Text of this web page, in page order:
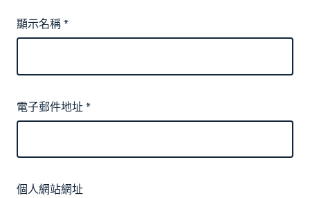
顯示名稱*
電子郵件地址*
個人網站網址